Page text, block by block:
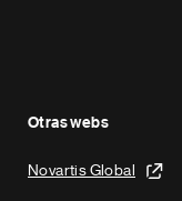
Otras webs
Novartis Global